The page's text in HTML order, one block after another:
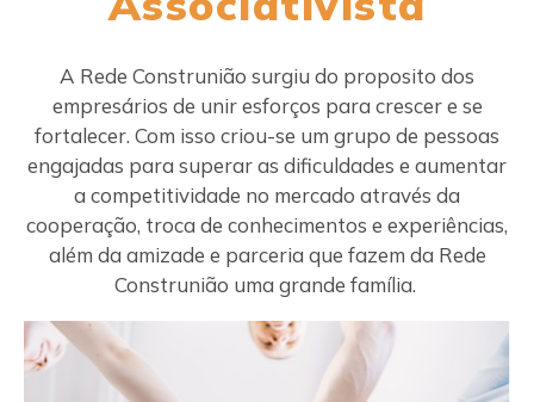
Jardinagem
Materiais de Construção
Materiais Elétricos
Materiais Hidráulicos
Pisos e Revestimentos
Portas e Janelas
Tintas e Acessórios
Utilidades
A Rede Construnião surgiu do proposito dos
empresários de unir esforços para crescer e se
fortalecer. Com isso criou-se um grupo de pessoas
engajadas para superar as dificuldades e aumentar
a competitividade no mercado através da
cooperação, troca de conhecimentos e experiências,
além da amizade e parceria que fazem da Rede
Construnião uma grande família.